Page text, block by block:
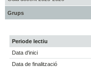
Grups
Periode lectiu
Data d'inici
Data de finalització